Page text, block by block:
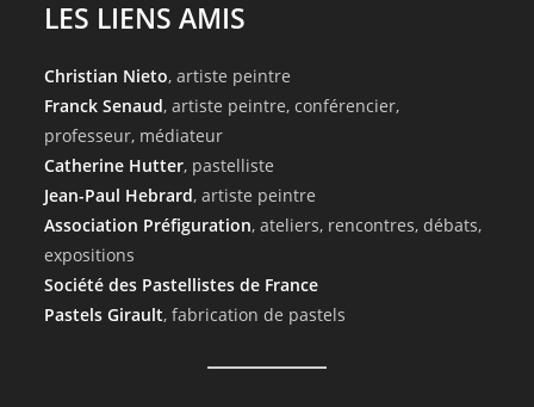
LES LIENS AMIS
Christian Nieto, artiste peintre
Franck Senaud, artiste peintre, conférencier,
professeur, médiateur
Catherine Hutter, pastelliste
Jean-Paul Hebrard, artiste peintre
Association Préfiguration, ateliers, rencontres, débats,
expositions
Société des Pastellistes de France
Pastels Girault, fabrication de pastels